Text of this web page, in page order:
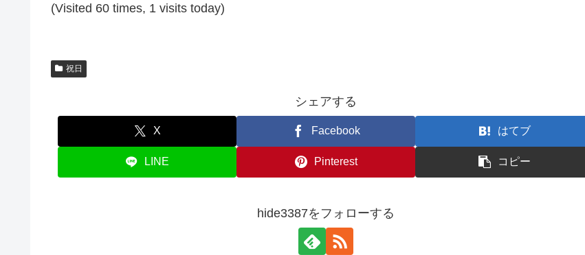
(Visited 60 times, 1 visits today)
祝日
シェアする
X Facebook はてブ
LINE Pinterest コピー
hide3387をフォローする